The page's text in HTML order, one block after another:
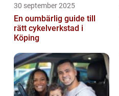
30 september 2025
En oumbärlig guide till
rätt cykelverkstad i
Köping